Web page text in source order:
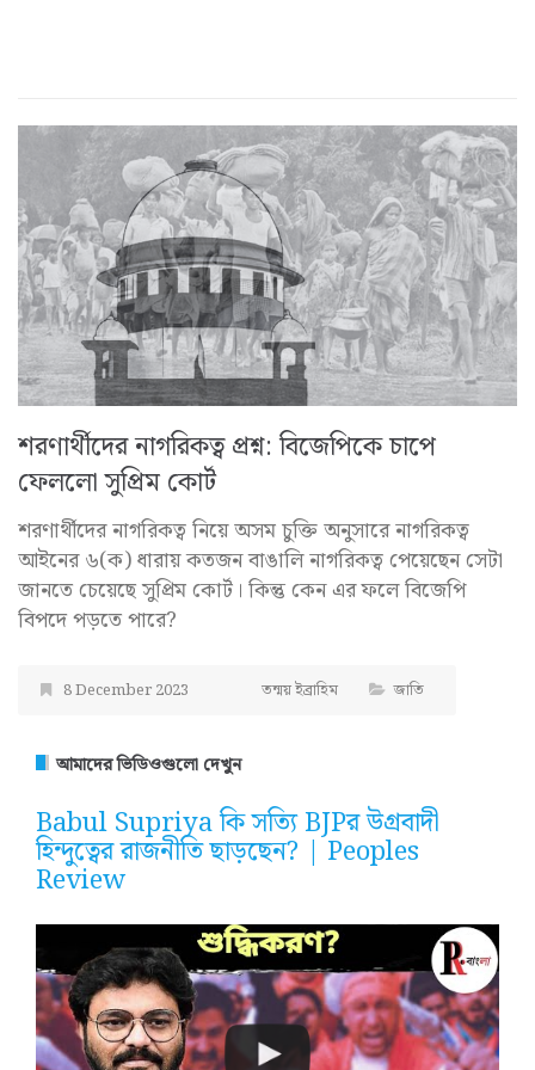
শরণার্থীদের নাগরিকত্ব প্রশ্ন: বিজেপিকে চাপে
ফেললো সুপ্রিম কোর্ট
শরণার্থীদের নাগরিকত্ব নিয়ে অসম চুক্তি অনুসারে নাগরিকত্ব
আইনের ৬(ক) ধারায় কতজন বাঙালি নাগরিকত্ব পেয়েছেন সেটা
জানতে চেয়েছে সুপ্রিম কোর্ট। কিন্তু কেন এর ফলে বিজেপি
বিপদে পড়তে পারে?
8 December 2023 তন্ময় ইব্রাহিম জাতি
আমাদের ভিডিওগুলো দেখুন
Babul Supriya কি সত্যি BJPর উগ্রবাদী
হিন্দুত্বের রাজনীতি ছাড়ছেন? | Peoples
Review